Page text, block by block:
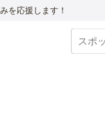
を応援します！